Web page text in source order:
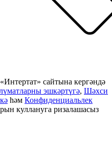
сайтына кергәндә
эшкәртүгә, Шәхси
һәм Конфиденциальлек
куллануга ризалашасыз